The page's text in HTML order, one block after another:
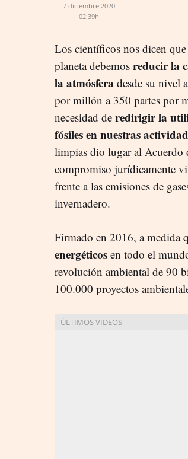
7 diciembre 2020
02:39h
Los científicos nos dicen que
planeta debemos reducir la
la atmósfera desde su nivel
por millón a 350 partes por
necesidad de redirigir la
fósiles en nuestras
limpias dio lugar al Acuerdo
compromiso jurídicamente
frente a las emisiones de
invernadero.
Firmado en 2016, a medida
energéticos en todo el
revolución ambiental de 90
100.000 proyectos